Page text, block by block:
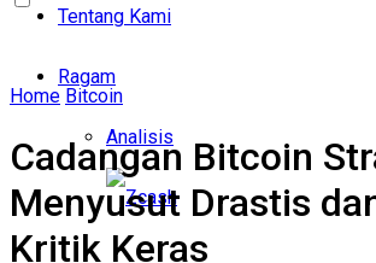
Tentang Kami
Ragam
Analisis
Home Bitcoin
Cadangan Bitcoin
Menyusut Drastis
Kritik Keras